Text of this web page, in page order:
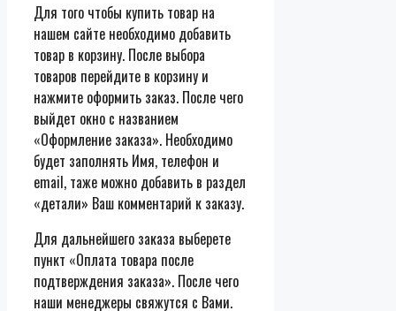
Для того чтобы купить товар на
нашем сайте необходимо добавить
товар в корзину. После выбора
товаров перейдите в корзину и
нажмите оформить заказ. После чего
выйдет окно с названием
«Оформление заказа». Необходимо
будет заполнять Имя, телефон и
email, таже можно добавить в раздел
«детали» Ваш комментарий к заказу.
Для дальнейшего заказа выберете
пункт «Оплата товара после
подтверждения заказа». После чего
наши менеджеры свяжутся с Вами.